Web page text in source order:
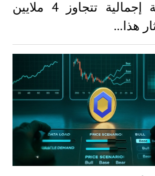
LINK بقيمة إجمالية تتجاوز 4 ملايين
هذا…